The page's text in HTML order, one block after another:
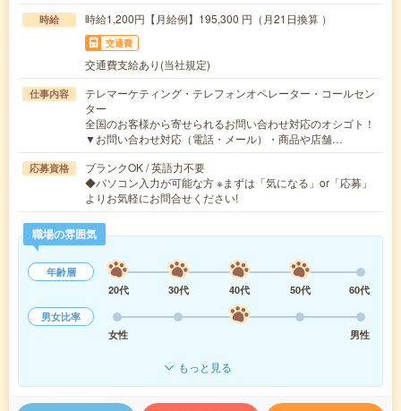
時給 時給1,200円【月給例】195,300 円（月21日換算 ）
交通費
交通費支給あり(当社規定)
仕事内容
テレマーケティング・テレフォンオペレーター・コールセン
ター
全国のお客様から寄せられるお問い合わせ対応のオシゴト！
▼お問い合わせ対応（電話・メール）・商品や店舗…
応募資格
ブランクOK / 英語力不要
◆パソコン入力が可能な方 ※まずは「気になる」or「応募」
よりお気軽にお問合せください!
職場の雰囲気
年齢層
20代
30代 40代 50代
60代
男女比率
女性
男性
もっと見る